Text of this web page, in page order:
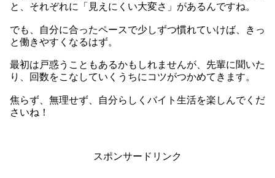
と、それぞれに「見えにくい大変さ」があるんですね。
でも、自分に合ったペースで少しずつ慣れていけば、きっ
と働きやすくなるはず。
最初は戸惑うこともあるかもしれませんが、先輩に聞いた
り、回数をこなしていくうちにコツがつかめてきます。
焦らず、無理せず、自分らしくバイト生活を楽しんでくだ
さいね！
スポンサードリンク